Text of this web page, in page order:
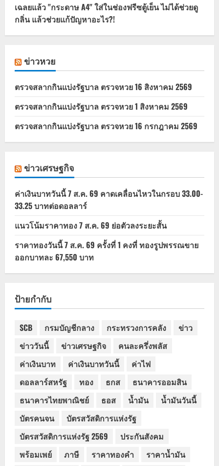
เฉลยแล้ว "กระดาษ A4" ใส่ในช่องฟรีซตู้เย็น ไม่ได้ช่วยดู
กลิ่น แล้วช่วยแก้ปัญหาอะไร?!
ข่าวหวย
ตรวจสลากกินแบ่งรัฐบาล ตรวจหวย 16 สิงหาคม 2569
ตรวจสลากกินแบ่งรัฐบาล ตรวจหวย 1 สิงหาคม 2569
ตรวจสลากกินแบ่งรัฐบาล ตรวจหวย 16 กรกฎาคม 2569
ข่าวเศรษฐกิจ
ค่าเงินบาทวันนี้ 7 ส.ค. 69 คาดเคลื่อนไหวในกรอบ 33.00-
33.25 บาทต่อดอลลาร์
แนวโน้มราคาทอง 7 ส.ค. 69 ย่อตัวลงระยะสั้น
ราคาทองวันนี้ 7 ส.ค. 69 ครั้งที่ 1 คงที่ ทองรูปพรรณขาย
ออกบาทละ 67,550 บาท
ป้ายกำกับ
SCB กรมบัญชีกลาง กระทรวงการคลัง
ข่าว
ข่าววันนี้
ข่าวเศรษฐกิจ
คนละครึ่งพลัส
ค่าเงินบาท
ค่าเงินบาทวันนี้
ค่าไฟ
ดอลลาร์สหรัฐ
ทอง ธกส
ธนาคารออมสิน
ธนาคารไทยพาณิชย์
ธอส น้ำมัน
น้ำมันวันนี้
บัตรคนจน
บัตรสวัสดิการแห่งรัฐ
บัตรสวัสดิการแห่งรัฐ 2569
ประกันสังคม
พร้อมเพย์
ภาษี ราคาทองคำ
ราคาน้ำมัน